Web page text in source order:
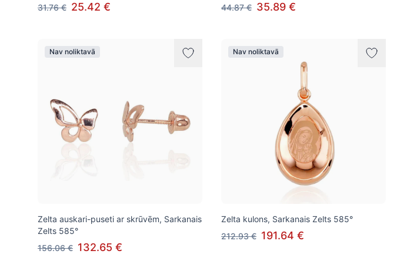
31.76 € 25.42 €
44.87 € 35.89 €
Nav noliktavā
Zelta auskari-puseti ar skrūvēm, Sarkanais
Zelts 585°
156.06 € 132.65 €
Nav noliktavā
Zelta kulons, Sarkanais Zelts 585°
212.93 € 191.64 €